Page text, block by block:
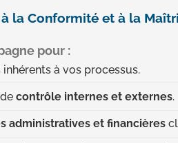
la Conformité et à la
pour :
à vos processus.
decontrôle internes et externes.
administratives et financières